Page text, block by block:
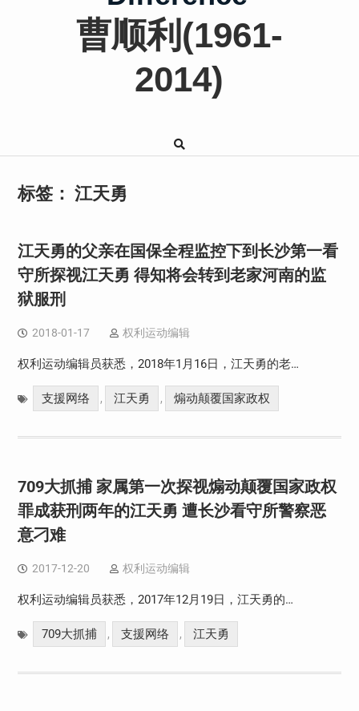
曹顺利(1961-
2014)
标签： 江天勇
江天勇的父亲在国保全程监控下到长沙第一看
守所探视江天勇 得知将会转到老家河南的监
狱服刑
2018-01-17 权利运动编辑
权利运动编辑员获悉，2018年1月16日，江天勇的老…
支援网络 , 江天勇 , 煽动颠覆国家政权
709大抓捕 家属第一次探视煽动颠覆国家政权
罪成获刑两年的江天勇 遭长沙看守所警察恶
意刁难
2017-12-20 权利运动编辑
权利运动编辑员获悉，2017年12月19日，江天勇的…
709大抓捕 , 支援网络 , 江天勇